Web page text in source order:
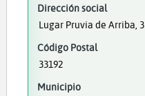
Dirección social
Lugar Pruvia de Arriba, 3
Código Postal
33192
Municipio